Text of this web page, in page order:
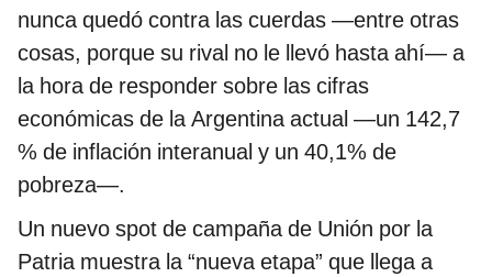
nunca quedó contra las cuerdas —entre otras
cosas, porque su rival no le llevó hasta ahí— a
la hora de responder sobre las cifras
económicas de la Argentina actual —un 142,7
% de inflación interanual y un 40,1% de
pobreza—.
Un nuevo spot de campaña de Unión por la
Patria muestra la “nueva etapa” que llega a